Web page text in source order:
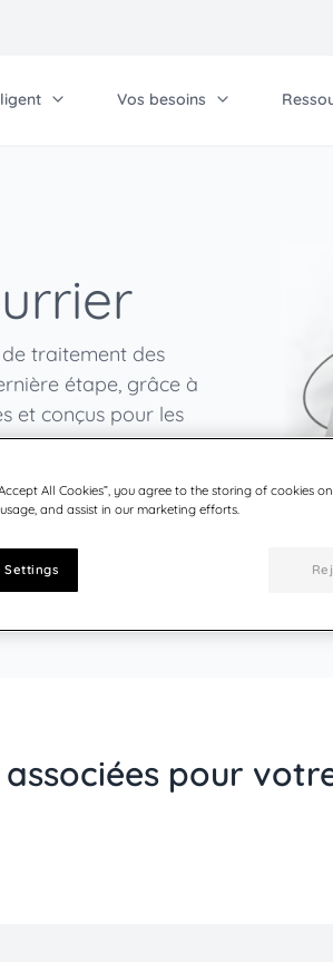
Carrières
Vos besoins
du chèque
Evènements
traitement des
étape, grâce à
et conçus pour les
pour
All Cookies”, you agree to the storing of cookies
and assist in our marketing efforts.
Settings